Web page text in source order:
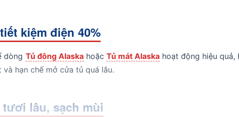
kiệm điện 40%
dòng Tủ đông Alaskahoặc Tủ mát Alaskahoạt động hiệu quả,
hạn chế mở cửa tủ quá lâu.
lâu, sạch mùi